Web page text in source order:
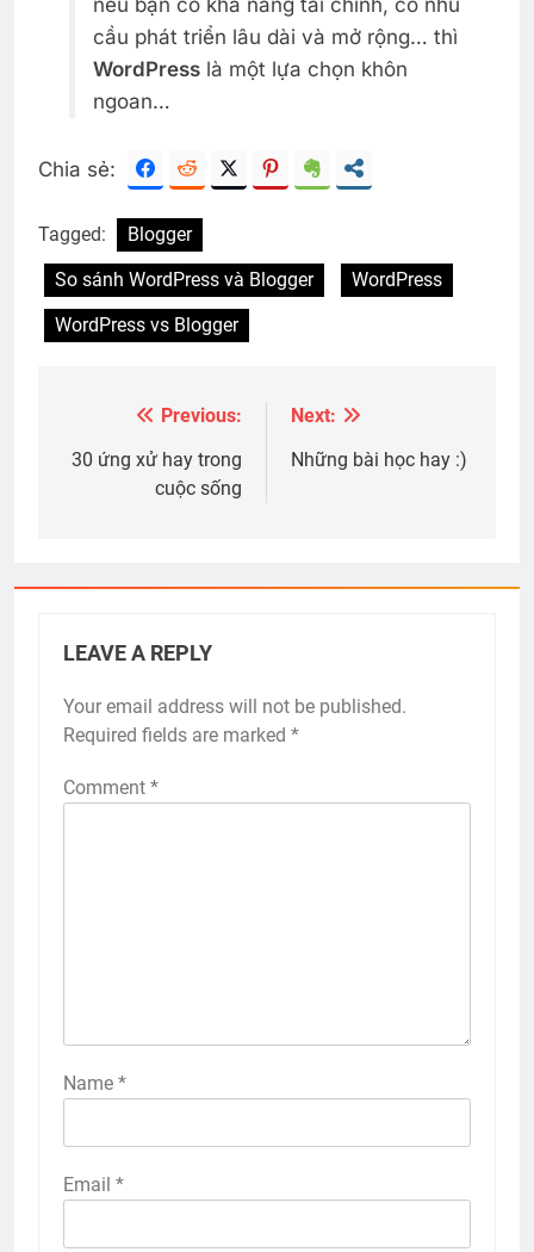
cầu phát triển lâu dài và mở rộng… thì
WordPresslà một lựa chọn khôn
ngoan…
Chia sẻ:
Tagged:
Blogger
So sánh WordPress và Blogger
WordPress
WordPress vs Blogger
navigation
Previous:
30 ứng xử hay trong
cuộc sống
Next:
Những bài học hay :)
LEAVE A REPLY
Your email address will not be published.
Required fields are marked *
Comment *
Name *
Email *